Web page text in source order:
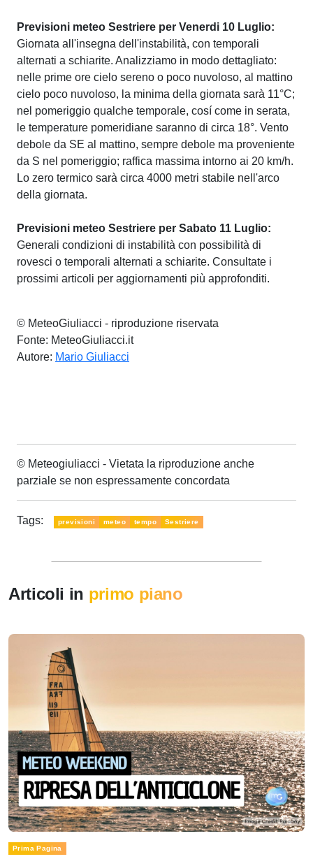
Previsioni meteo Sestriere per Venerdi 10 Luglio:
Giornata all'insegna dell'instabilità, con temporali
alternati a schiarite. Analizziamo in modo dettagliato:
nelle prime ore cielo sereno o poco nuvoloso, al mattino
cielo poco nuvoloso, la minima della giornata sarà 11°C;
nel pomeriggio qualche temporale, cosí come in serata,
le temperature pomeridiane saranno di circa 18°. Vento
debole da SE al mattino, sempre debole ma proveniente
da S nel pomeriggio; raffica massima intorno ai 20 km/h.
Lo zero termico sarà circa 4000 metri stabile nell'arco
della giornata.
Previsioni meteo Sestriere per Sabato 11 Luglio:
Generali condizioni di instabilità con possibilità di
rovesci o temporali alternati a schiarite. Consultate i
prossimi articoli per aggiornamenti più approfonditi.
© MeteoGiuliacci - riproduzione riservata
Fonte: MeteoGiuliacci.it
Autore: Mario Giuliacci
© Meteogiuliacci - Vietata la riproduzione anche
parziale se non espressamente concordata
Tags: previsioni meteo tempo Sestriere
Articoli in primo piano
Prima Pagina